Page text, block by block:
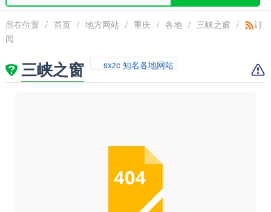
所在位置 / 首页 / 地方网站 / 重庆 / 各地 / 三峡之窗 /
订
阅
三峡之窗 sxzc 知名各地网站